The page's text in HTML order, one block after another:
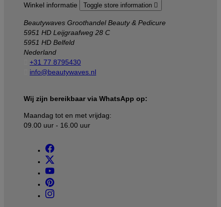
Winkel informatie Toggle store information 
Beautywaves Groothandel Beauty & Pedicure
5951 HD Leijgraafweg 28 C
5951 HD Belfeld
Nederland
+31 77 8795430
info@beautywaves.nl
Wij zijn bereikbaar via WhatsApp op:
Maandag tot en met vrijdag:
09.00 uur - 16.00 uur